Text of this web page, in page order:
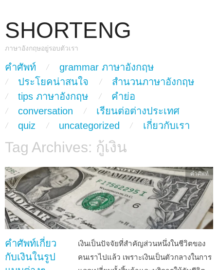
SHORTENG
ภาษาอังกฤษอยู่รอบตัวเรา
Main Menu
skip to content
คำศัพท์
grammar ภาษาอังกฤษ
ประโยคน่าสนใจ
สำนวนภาษาอังกฤษ
tips ภาษาอังกฤษ
คำย่อ
conversation
เรียนต่อต่างประเทศ
quiz
uncategorized เกี่ยวกับเรา
Tag Archives: กู้เงิน
คำศัพท์เกี่ยว
กับเงินในรูป
เงินเป็นปัจจัยที่สำคัญส่วนหนึ่งในชีวิตของ
คนเราไปแล้ว เพราะเงินเป็นตัวกลางในการ
คำศัพท์